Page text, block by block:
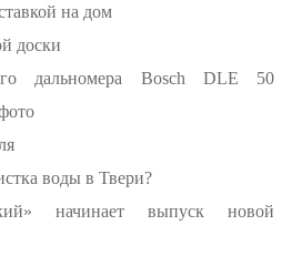
на дом
доски
дальномера Bosch DLE 50
воды в Твери?
начинает выпуск новой